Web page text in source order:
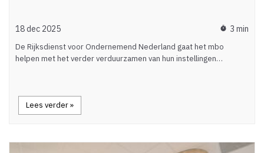
18 dec 2025 timer 3 min
De Rijksdienst voor Ondernemend Nederland gaat het mbo
helpen met het verder verduurzamen van hun instellingen…
Lees verder »